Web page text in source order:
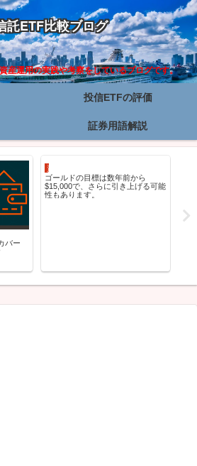
託ETF比較ブログ
産運用の実践や考察をしているブログです。
投信ETFの評価
証券用語解説
バー
資産運用
ゴールドの目標は数年前から
$15,000で、さらに引き上げる可能
性もあります。